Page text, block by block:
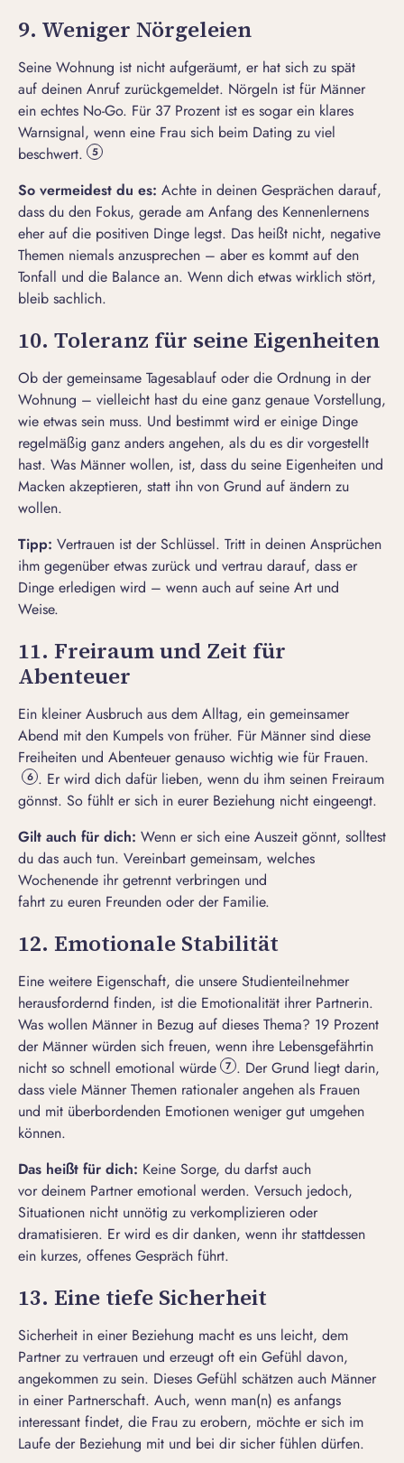
9. Weniger Nörgeleien
Seine Wohnung ist nicht aufgeräumt, er hat sich zu spät
auf deinen Anruf zurückgemeldet. Nörgeln ist für Männer
ein echtes No-Go. Für 37 Prozent ist es sogar ein klares
Warnsignal, wenn eine Frau sich beim Dating zu viel
beschwert.
5
So vermeidest du es: Achte in deinen Gesprächen darauf,
dass du den Fokus, gerade am Anfang des Kennenlernens
eher auf die positiven Dinge legst. Das heißt nicht, negative
Themen niemals anzusprechen – aber es kommt auf den
Tonfall und die Balance an. Wenn dich etwas wirklich stört,
bleib sachlich.
10. Toleranz für seine Eigenheiten
Ob der gemeinsame Tagesablauf oder die Ordnung in der
Wohnung – vielleicht hast du eine ganz genaue Vorstellung,
wie etwas sein muss. Und bestimmt wird er einige Dinge
regelmäßig ganz anders angehen, als du es dir vorgestellt
hast. Was Männer wollen, ist, dass du seine Eigenheiten und
Macken akzeptieren, statt ihn von Grund auf ändern zu
wollen.
Tipp: Vertrauen ist der Schlüssel. Tritt in deinen Ansprüchen
ihm gegenüber etwas zurück und vertrau darauf, dass er
Dinge erledigen wird – wenn auch auf seine Art und
Weise.
11. Freiraum und Zeit für
Abenteuer
Ein kleiner Ausbruch aus dem Alltag, ein gemeinsamer
Abend mit den Kumpels von früher. Für Männer sind diese
Freiheiten und Abenteuer genauso wichtig wie für Frauen.
6 . Er wird dich dafür lieben, wenn du ihm seinen Freiraum
gönnst. So fühlt er sich in eurer Beziehung nicht eingeengt.
Gilt auch für dich: Wenn er sich eine Auszeit gönnt, solltest
du das auch tun. Vereinbart gemeinsam, welches
Wochenende ihr getrennt verbringen und
fahrt zu euren Freunden oder der Familie.
12. Emotionale Stabilität
Eine weitere Eigenschaft, die unsere Studienteilnehmer
herausfordernd finden, ist die Emotionalität ihrer Partnerin.
Was wollen Männer in Bezug auf dieses Thema? 19 Prozent
der Männer würden sich freuen, wenn ihre Lebensgefährtin
nicht so schnell emotional würde
7 . Der Grund liegt darin,
dass viele Männer Themen rationaler angehen als Frauen
und mit überbordenden Emotionen weniger gut umgehen
können.
Das heißt für dich: Keine Sorge, du darfst auch
vor deinem Partner emotional werden. Versuch jedoch,
Situationen nicht unnötig zu verkomplizieren oder
dramatisieren. Er wird es dir danken, wenn ihr stattdessen
ein kurzes, offenes Gespräch führt.
13. Eine tiefe Sicherheit
Sicherheit in einer Beziehung macht es uns leicht, dem
Partner zu vertrauen und erzeugt oft ein Gefühl davon,
angekommen zu sein. Dieses Gefühl schätzen auch Männer
in einer Partnerschaft. Auch, wenn man(n) es anfangs
interessant findet, die Frau zu erobern, möchte er sich im
Laufe der Beziehung mit und bei dir sicher fühlen dürfen.